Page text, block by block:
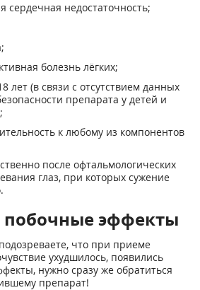
сердечная недостаточность;
болезнь лёгких;
лет (в связи с отсутствием данных
препарата у детей и
к любому из компонентов
после офтальмологических
глаз, при которых сужение
эффекты
что при приеме
ухудшилось, появились
нужно сразу же обратиться
препарат!